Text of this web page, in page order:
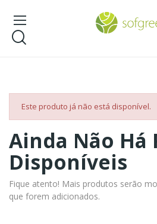
Este produto já não está disponível.
Ainda Não Há
Disponíveis
Fique atento! Mais produtos serão
que forem adicionados.